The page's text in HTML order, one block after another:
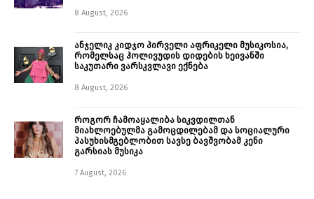
8 August, 2026
ანჯელიკ კიდჯო პირველი აფრიკელი მუსიკოსია,
რომელსაც ჰოლივუდის დიდების ხეივანში
საკუთარი ვარსკვლავი ექნება
8 August, 2026
როგორ ჩამოაყალიბა სიკვდილთან
მიახლოებულმა გამოცდილებამ და სოციალური
პასუხისმგებლობით სავსე ბავშვობამ კენი
გარსიას მუსიკა
7 August, 2026